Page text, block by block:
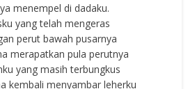
menempel di dadaku.
yang telah mengeras
perut bawah pusarnya
merapatkan pula perutnya
yang masih terbungkus
kembali menyambar leherku